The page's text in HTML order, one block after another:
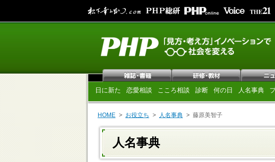
日に新た 恋愛相談 こころ相談 診断 何の日 人名事典
HOME お役立ち 人名事典 藤原美智子
人名事典